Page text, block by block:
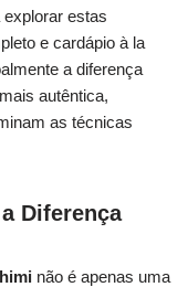
estas
e cardápio à la
a diferença
autêntica,
as técnicas
Diferença
não é apenas uma